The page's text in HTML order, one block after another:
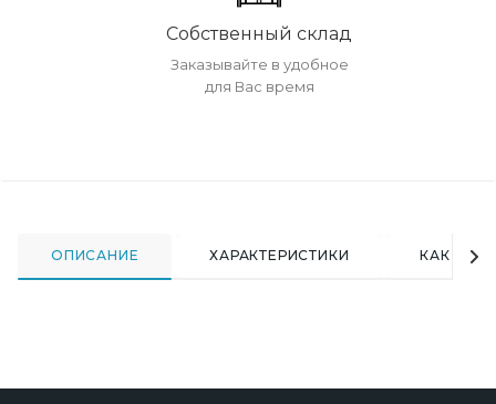
Собственный склад
Заказывайте в удобное
для Вас время
ОПИСАНИЕ ХАРАКТЕРИСТИКИ КАК